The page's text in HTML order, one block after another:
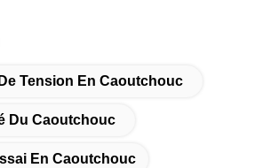
Tension En Caoutchouc
Du Caoutchouc
En Caoutchouc